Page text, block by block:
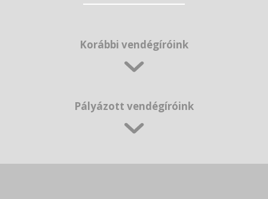
Korábbi vendégíróink
Pályázott vendégíróink